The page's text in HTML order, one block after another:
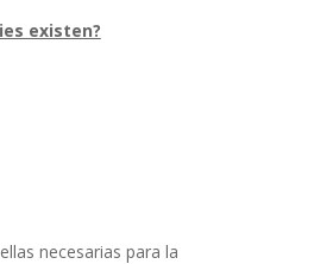
existen?
necesarias para la